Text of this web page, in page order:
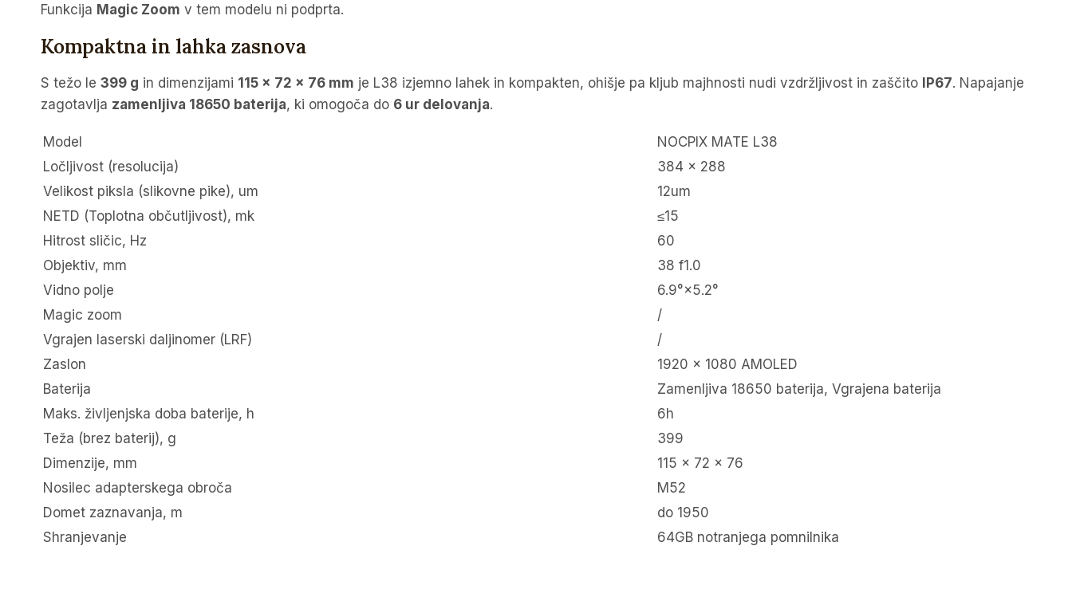
Funkcija Magic Zoom v tem modelu ni podprta.
Kompaktna in lahka zasnova
S težo le 399 g in dimenzijami 115 × 72 × 76 mm je L38 izjemno lahek in kompakten, ohišje pa kljub majhnosti nudi vzdržljivost in zaščito IP67. Napajanje
zagotavlja zamenljiva 18650 baterija, ki omogoča do 6 ur delovanja.
Model
NOCPIX MATE L38
Ločljivost (resolucija)
384 x 288
Velikost piksla (slikovne pike), um
12um
NETD (Toplotna občutljivost), mk
≤15
Hitrost sličic, Hz
60
Objektiv, mm
38 f1.0
Vidno polje
6.9°×5.2°
Magic zoom
/
Vgrajen laserski daljinomer (LRF)
/
Zaslon
1920 x 1080 AMOLED
Baterija
Zamenljiva 18650 baterija, Vgrajena baterija
Maks. življenjska doba baterije, h
6h
Teža (brez baterij), g
399
Dimenzije, mm
115 x 72 x 76
Nosilec adapterskega obroča
M52
Domet zaznavanja, m
do 1950
Shranjevanje
64GB notranjega pomnilnika